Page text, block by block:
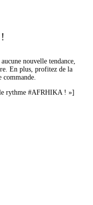
nouvelle tendance,
En plus, profitez de la
rythme #AFRHIKA ! »]